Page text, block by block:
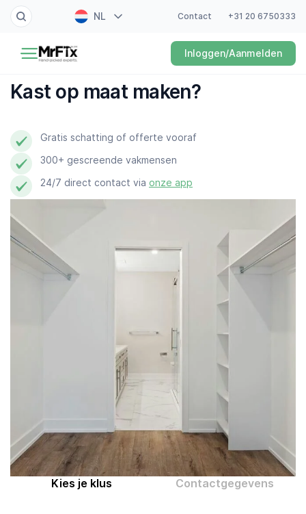
NL
ES
Contact +31 20 6750333
Inloggen/Aanmelden
Schilder
Elektricien
Loodgieter
Slotenmaker
Witgoedmonteur
Hovenier
Schoonmaker
Log in als vakman
Kast op maat maken?
Gratis schatting of offerte vooraf
300+ gescreende vakmensen
24/7 direct contact via onze app
Kies je klus Contactgegevens